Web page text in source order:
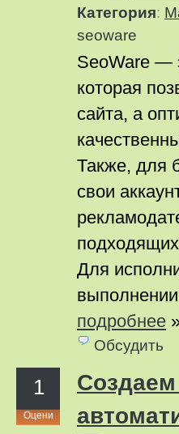
Категория:
seoware
SeoWare —
которая
сайта, а
Также, для
свои
Для
подробнее
Обсудить
1
Оцени
Создаем